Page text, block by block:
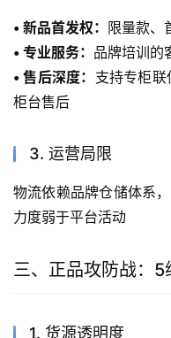
• 新品首发权： 限量款、
• 专业服务： 品牌培训的
• 售后深度： 支持专柜联
柜台售后
3. 运营局限
物流依赖品牌仓储体系
力度弱于平台活动
三、正品攻防战：5
1. 货源透明度